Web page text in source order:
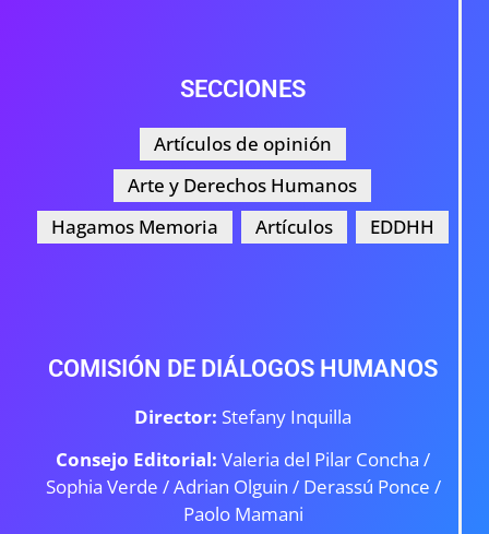
SECCIONES
Artículos de opinión
Arte y Derechos Humanos
Hagamos Memoria
Artículos EDDHH
COMISIÓN DE DIÁLOGOS HUMANOS
Director: Stefany Inquilla
Consejo Editorial: Valeria del Pilar Concha /
Sophia Verde /Adrian Olguin / Derassú Ponce /
Paolo Mamani